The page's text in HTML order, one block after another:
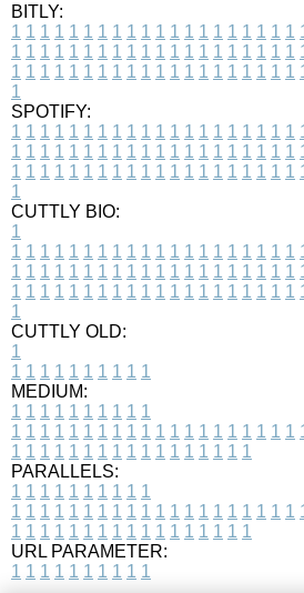
BITLY:
1 1 1 1 1 1 1 1 1 1 1 1 1 1 1 1 1 1 1 1
1 1 1 1 1 1 1 1 1 1 1 1 1 1 1 1 1 1 1 1
1 1 1 1 1 1 1 1 1 1 1 1 1 1 1 1 1 1 1 1
1
SPOTIFY:
1 1 1 1 1 1 1 1 1 1 1 1 1 1 1 1 1 1 1 1
1 1 1 1 1 1 1 1 1 1 1 1 1 1 1 1 1 1 1 1
1 1 1 1 1 1 1 1 1 1 1 1 1 1 1 1 1 1 1 1
1
CUTTLY BIO:
1
1 1 1 1 1 1 1 1 1 1 1 1 1 1 1 1 1 1 1 1
1 1 1 1 1 1 1 1 1 1 1 1 1 1 1 1 1 1 1 1
1 1 1 1 1 1 1 1 1 1 1 1 1 1 1 1 1 1 1 1
1
CUTTLY OLD:
1
1 1 1 1 1 1 1 1 1 1
MEDIUM:
1 1 1 1 1 1 1 1 1 1
1 1 1 1 1 1 1 1 1 1 1 1 1 1 1 1 1 1 1 1
1 1 1 1 1 1 1 1 1 1 1 1 1 1 1 1 1
PARALLELS:
1 1 1 1 1 1 1 1 1 1
1 1 1 1 1 1 1 1 1 1 1 1 1 1 1 1 1 1 1 1
1 1 1 1 1 1 1 1 1 1 1 1 1 1 1 1 1
URL PARAMETER:
1 1 1 1 1 1 1 1 1 1